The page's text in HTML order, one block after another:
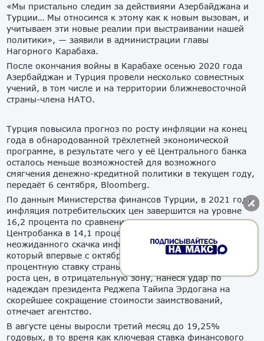
«Мы пристально следим за действиями Азербайджана и
Турции… Мы относимся к этому как к новым вызовам, и
учитываем эти новые реалии при выстраивании нашей
политики», — заявили в администрации главы
Нагорного Карабаха.
После окончания войны в Карабахе осенью 2020 года
Азербайджан и Турция провели несколько совместных
учений, в том числе и на территории ближневосточной
страны-члена НАТО.
Турция повысила прогноз по росту инфляции на конец
года в обнародованной трëхлетней экономической
программе, в результате чего у еë Центрального банка
осталось меньше возможностей для возможного
смягчения денежно-кредитной политики в текущем году,
передаëт 6 сентября, Bloomberg.
По данным Министерства финансов Турции, в 2021 году
инфляция потребительских цен завершится на уровне
16,2 процента по сравнению с июльским прогнозом
Центробанка в 14,1 процента. Это стало следствием
неожиданного скачка инфляции на прошлой неделе,
который впервые с октября подтолкнул базовую
процентную ставку страны, скорректированную с учëтом
роста цен, в отрицательную зону, нанеся удар по
надеждам президента Реджепа Тайипа Эрдогана на
скорейшее сокращение стоимости заимствований,
отмечает агентство.
В августе цены выросли третий месяц до 19,25%
годовых, в то время как ключевая ставка финансового